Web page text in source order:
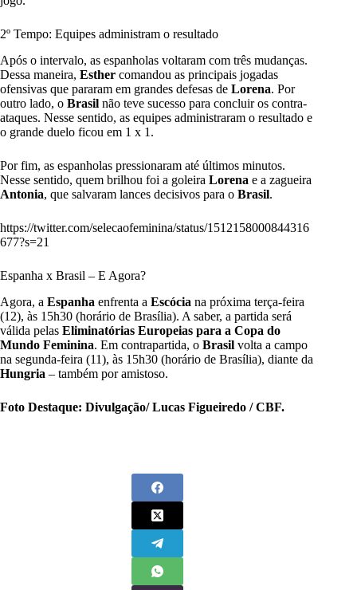
2º Tempo: Equipes administram o resultado
Após o intervalo, as espanholas voltaram com três mudanças.
Dessa maneira, Esther comandou as principais jogadas
ofensivas que pararam em grandes defesas de Lorena. Por
outro lado, o Brasil não teve sucesso para concluir os contra-
ataques. Nesse sentido, as equipes administraram o resultado e
o grande duelo ficou em 1 x 1.
Por fim, as espanholas pressionaram até últimos minutos.
Nesse sentido, quem brilhou foi a goleira Lorena e a zagueira
Antonia, que salvaram lances decisivos para o Brasil.
https://twitter.com/selecaofeminina/status/1512158000844316
677?s=21
Espanha x Brasil – E Agora?
Agora, a Espanha enfrenta a Escócia na próxima terça-feira
(12), às 15h30 (horário de Brasília). A saber, a partida será
válida pelas Eliminatórias Europeias para a Copa do
Mundo Feminina. Em contrapartida, o Brasil volta a campo
na segunda-feira (11), às 15h30 (horário de Brasília), diante da
Hungria – também por amistoso.
Foto Destaque: Divulgação/ Lucas Figueiredo / CBF.